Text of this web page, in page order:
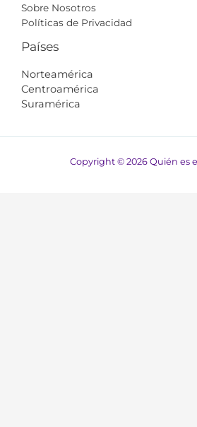
Sobre Nosotros
Políticas de Privacidad
Países
Norteamérica
Centroamérica
Suramérica​​
Copyright © 2026 Quién es